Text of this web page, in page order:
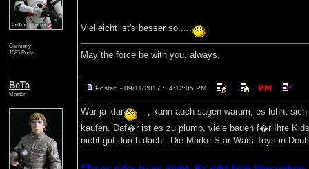
Germany
1685 Posts
Vielleicht ist's besser so.....
May the force be with you, always.
BeTa
Master
Posted - 09/11/2017 : 4:12:05 PM
War ja klar
, kann auch sagen warum, es lohnt
kaufen. Daf�r ist es zu plump, viele bauen f�r Ihre
nicht gut durch dacht. Die Marke Star Wars Toys in